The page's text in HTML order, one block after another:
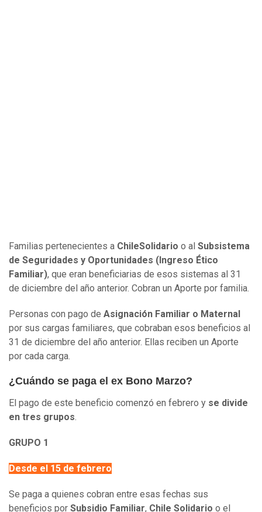
Familias pertenecientes a ChileSolidario o al Subsistema
de Seguridades y Oportunidades (Ingreso Ético
Familiar), que eran beneficiarias de esos sistemas al 31
de diciembre del año anterior. Cobran un Aporte por familia.
Personas con pago de Asignación Familiar o Maternal
por sus cargas familiares, que cobraban esos beneficios al
31 de diciembre del año anterior. Ellas reciben un Aporte
por cada carga.
¿Cuándo se paga el ex Bono Marzo?
El pago de este beneficio comenzó en febrero y se divide
en tres grupos.
GRUPO 1
Desde el 15 de febrero
Se paga a quienes cobran entre esas fechas sus
beneficios por Subsidio Familiar, Chile Solidario o el